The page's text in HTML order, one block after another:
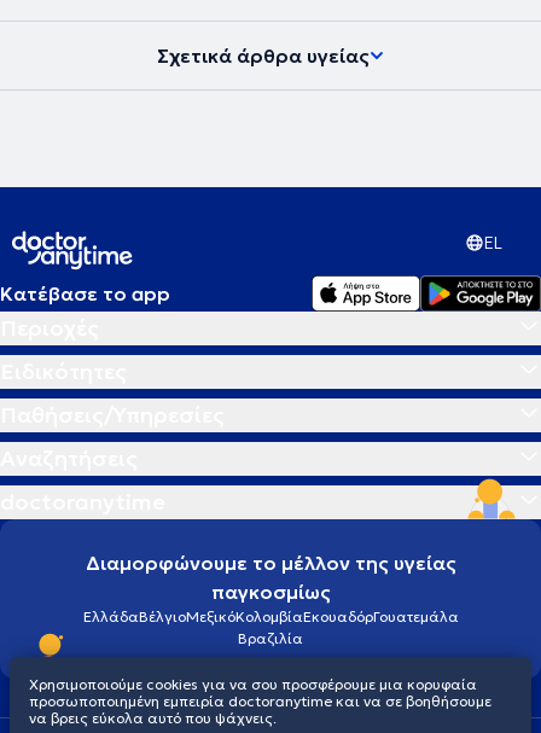
Σχετικά άρθρα υγείας
EL
Κατέβασε το app
Διαμορφώνουμε το μέλλον της υγείας
παγκοσμίως
ΕλλάδαΒέλγιοΜεξικόΚολομβίαΕκουαδόρΓουατεμάλα
Βραζιλία
Χρησιμοποιούμε cookies για να σου προσφέρουμε μια κορυφαία
προσωποποιημένη εμπειρία doctoranytime και να σε βοηθήσουμε
να βρεις εύκολα αυτό που ψάχνεις.